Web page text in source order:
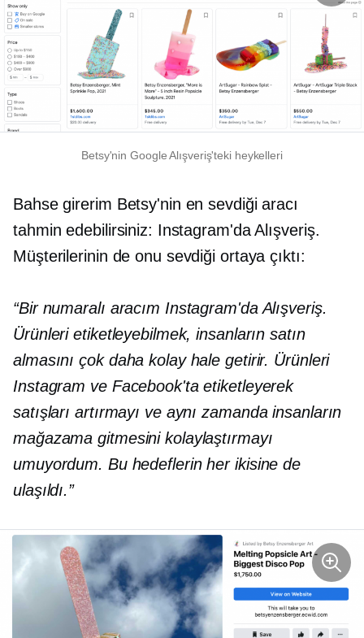
Betsy'nin Google Alışveriş'teki heykelleri
Bahse girerim Betsy'nin en sevdiği aracı
tahmin edebilirsiniz: Instagram'da Alışveriş.
Müşterilerinin de onu sevdiği ortaya çıktı:
“Bir numaralı aracım Instagram'da Alışveriş.
Ürünleri etiketleyebilmek, insanların satın
almasını çok daha kolay hale getirir. Ürünleri
Instagram ve Facebook'ta etiketleyerek
satışları artırmayı ve aynı zamanda insanların
mağazama gitmesini kolaylaştırmayı
umuyordum. Bu hedeflerin her ikisine de
ulaşıldı.”